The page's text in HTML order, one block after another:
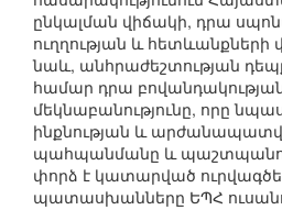
ընկալման վիճակի, դրա
ուղղության և հետևանքների
նաև, անհրաժեշտության
համար դրա
մեկնաբանությունը, որը
ինքնության և
պահպանմանը և
փորձ է կատարված
պատասխանները ԵՊՀ